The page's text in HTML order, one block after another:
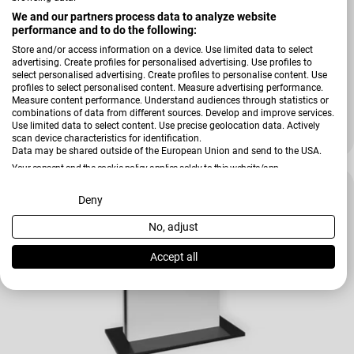
We and our partners process data to analyze website
performance and to do the following:
Store and/or access information on a device. Use limited data to select
advertising. Create profiles for personalised advertising. Use profiles to
select personalised advertising. Create profiles to personalise content. Use
profiles to select personalised content. Measure advertising performance.
Measure content performance. Understand audiences through statistics or
combinations of data from different sources. Develop and improve services.
Use limited data to select content. Use precise geolocation data. Actively
scan device characteristics for identification.
Data may be shared outside of the European Union and send to the USA.
Your consent and the cookie policy applies solely to this website/app.
View Partner List (2 IAB Vendors)
We use your data for the following purposes:
IAB processing purposes:
Use limited data to select advertising
Deny
No, adjust
Accept all
Couchtisch Chicago (SO)
Verkäufer:
Set One By Musterring
Verkaufspreis
199,00 €
Regulärer Preis
299,00 €